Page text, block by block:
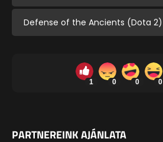
Defense of the Ancients (Dota 2)
1 0 0 0
PARTNEREINK AJÁNLATA